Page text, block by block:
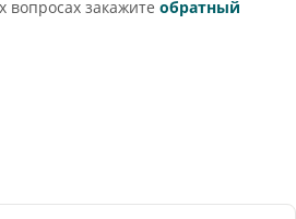
закажите обратный